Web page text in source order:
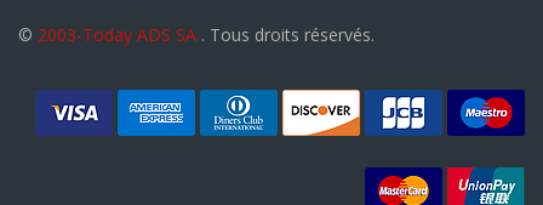
© 2003-Today ADS SA . Tous droits réservés.